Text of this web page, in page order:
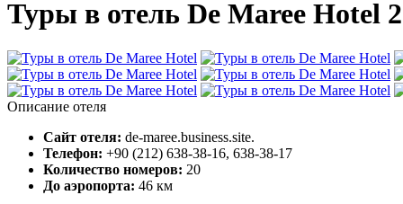
Туры в отель De Maree Hotel
Описание отеля
Сайт отеля: de-maree.business.site.
Телефон: +90 (212) 638-38-16, 638-38-17
Количество номеров: 20
До аэропорта: 46 км